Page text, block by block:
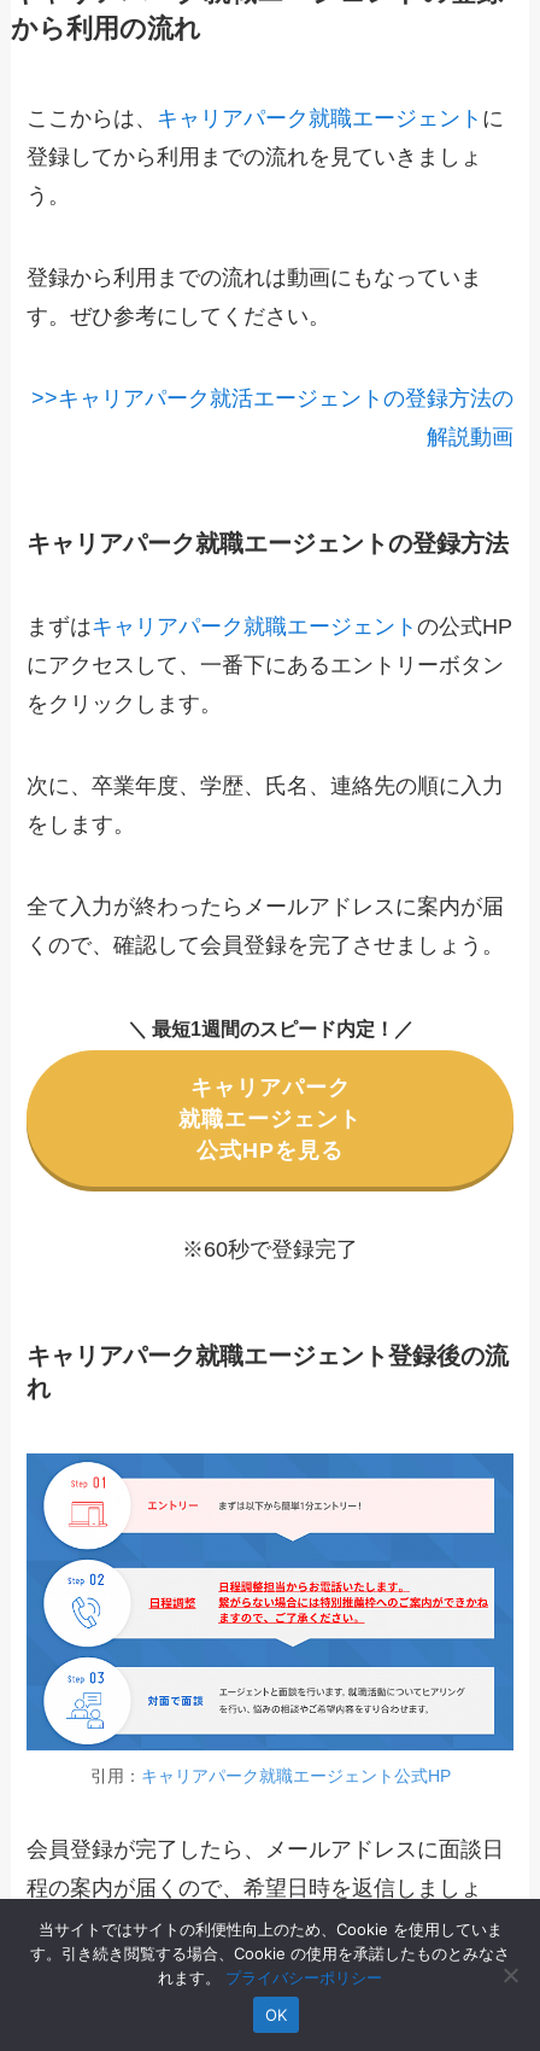
から利用の流れ
ここからは、 キャリアパーク就職エージェント に
登録してから利用までの流れを見ていきましょ
う。
登録から利用までの流れは動画にもなっていま
す。ぜひ参考にしてください。
>>キャリアパーク就活エージェントの登録方法の
解説動画
キャリアパーク就職エージェントの登録方法
まずはキャリアパーク就職エージェントの公式HP
にアクセスして、一番下にあるエントリーボタン
をクリックします。
次に、卒業年度、学歴、氏名、連絡先の順に入力
をします。
全て入力が終わったらメールアドレスに案内が届
くので、確認して会員登録を完了させましょう。
＼ 最短1週間のスピード内定！／
キャリアパーク
就職エージェント
公式HPを見る
※60秒で登録完了
キャリアパーク就職エージェント登録後の流
れ
引用： キャリアパーク就職エージェント公式HP
会員登録が完了したら、メールアドレスに面談日
程の案内が届くので、希望日時を返信しましょ
う。
東京都の新宿駅から徒歩10分程度に
当サイトではサイトの利便性向上のため、Cookie を使用していま
す。引き続き閲覧する場合、Cookie の使用を承諾したものとみなさ
れます。 プライバシーポリシー
OK